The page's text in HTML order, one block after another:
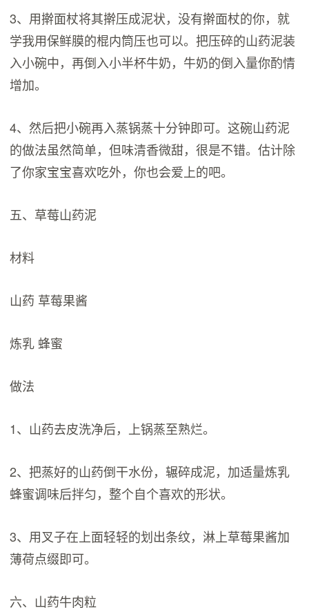
3、用擀面杖将其擀压成泥状，没有擀面杖的你，就
学我用保鲜膜的棍内筒压也可以。把压碎的山药泥装
入小碗中，再倒入小半杯牛奶，牛奶的倒入量你酌情
增加。
4、然后把小碗再入蒸锅蒸十分钟即可。这碗山药泥
的做法虽然简单，但味清香微甜，很是不错。估计除
了你家宝宝喜欢吃外，你也会爱上的吧。
五、草莓山药泥
材料
山药 草莓果酱
炼乳 蜂蜜
做法
1、山药去皮洗净后，上锅蒸至熟烂。
2、把蒸好的山药倒干水份，辗碎成泥，加适量炼乳
蜂蜜调味后拌匀，整个自个喜欢的形状。
3、用叉子在上面轻轻的划出条纹，淋上草莓果酱加
薄荷点缀即可。
六、山药牛肉粒